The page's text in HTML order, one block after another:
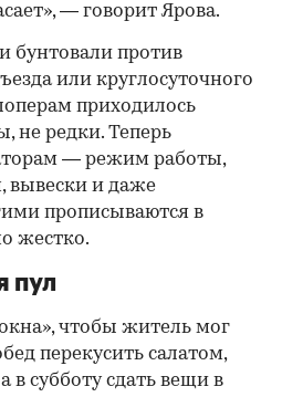
— говорит Ярова.
бунтовали против
или круглосуточного
приходилось
не редки. Теперь
— режим работы,
вывески и даже
прописываются в
жестко.
пул
чтобы житель мог
перекусить салатом,
в субботу сдать вещи в